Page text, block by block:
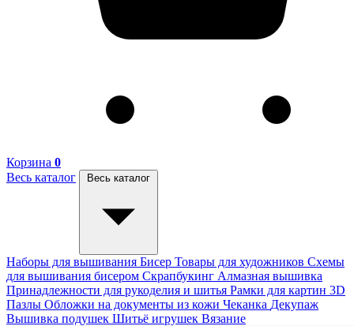
Корзина 0
Весь каталог
Весь каталог
Наборы для вышивания Бисер Товары для художников Схемы
для вышивания бисером Скрапбукинг Алмазная вышивка
Принадлежности для рукоделия и шитья Рамки для картин 3D
Пазлы Обложки на документы из кожи Чеканка Декупаж
Вышивка подушек Шитьё игрушек Вязание